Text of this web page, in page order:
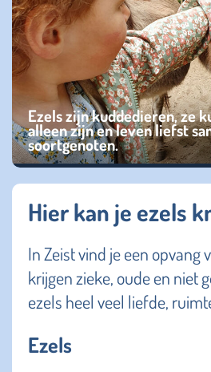
Ezels zijn kuddedieren, ze
alleen zijn en leven liefst
soortgenoten.
Hier kan je ezels
In Zeist vind je een opvang
krijgen zieke, oude en niet
ezels heel veel liefde,
Ezels